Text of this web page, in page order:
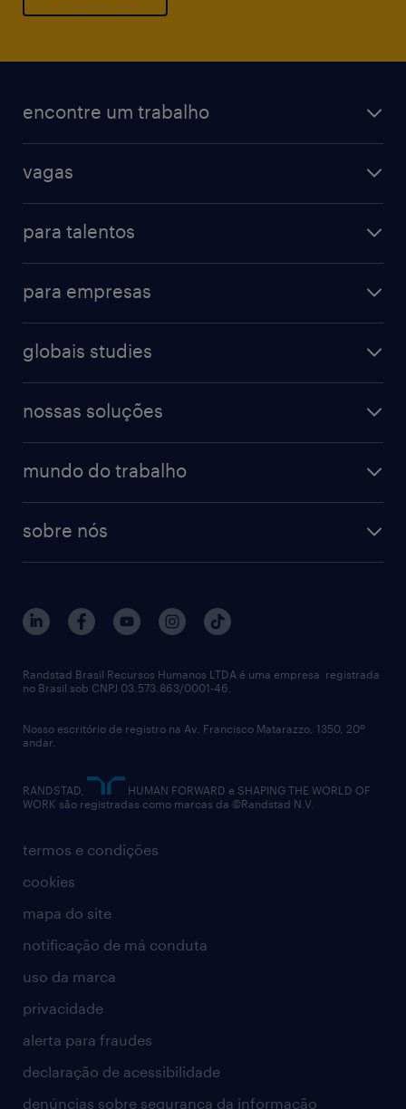
encontre um trabalho
vagas
para talentos
para empresas
globais studies
nossas soluções
mundo do trabalho
sobre nós
termos e condições
cookies
mapa do site
notificação de má conduta
uso da marca
privacidade
alerta para fraudes
declaração de acessibilidade
denúncias sobre segurança da informação
Randstad Brasil Recursos Humanos LTDA é uma empresa registrada
no Brasil sob CNPJ 03.573.863/0001-46.
Nosso escritório de registro na Av. Francisco Matarazzo, 1350, 20º
andar.
RANDSTAD,
HUMAN FORWARD e SHAPING THE WORLD OF
WORK são registradas como marcas da ©Randstad N.V.